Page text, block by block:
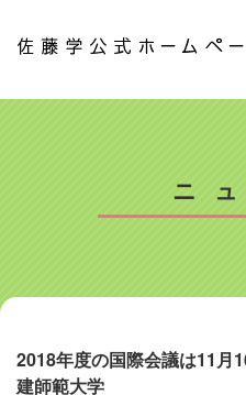
佐藤学公式ホームページ ManabuSATO WebSite
ニ
2018年度の国際会議は11月
建師範大学